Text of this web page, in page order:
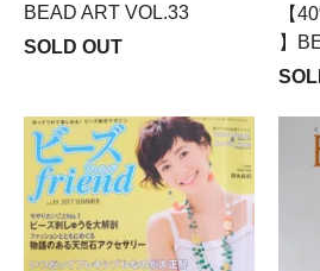
BEAD ART VOL.33
SOLD OUT
【
】